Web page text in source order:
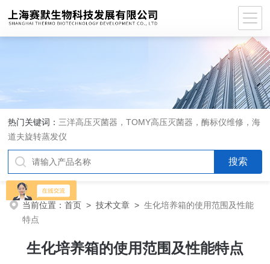
热门关键词： 三洋高压灭菌器，TOMY高压灭菌器，酶标仪维修，海
道夫旋转蒸发仪
当前位置：首页 >技术文章 >生化培养箱的使用范围及性能
特点
生化培养箱的使用范围及性能特点